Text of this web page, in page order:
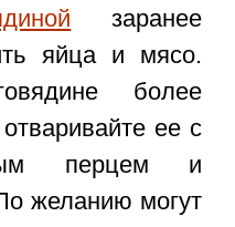
заранее
яйца и мясо.
более
ее с
перцем и
желанию могут